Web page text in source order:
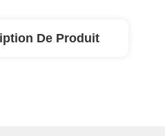
De Produit